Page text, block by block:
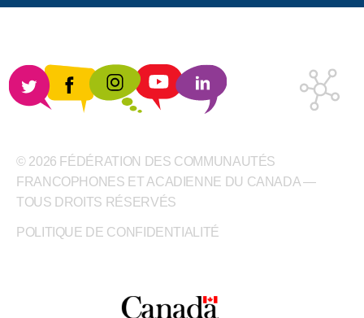
© 2026 FÉDÉRATION DES COMMUNAUTÉS
FRANCOPHONES ET ACADIENNE DU CANADA —
TOUS DROITS RÉSERVÉS
POLITIQUE DE CONFIDENTIALITÉ